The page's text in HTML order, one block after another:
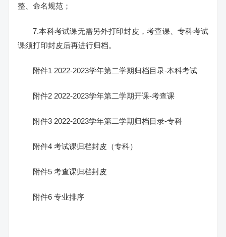
整、命名规范；
7.本科考试课无需另外打印封皮，考查课、专科考试
课须打印封皮后再进行归档。
附件1 2022-2023学年第二学期归档目录-本科考试
附件2 2022-2023学年第二学期开课-考查课
附件3 2022-2023学年第二学期归档目录-专科
附件4 考试课归档封皮（专科）
附件5 考查课归档封皮
附件6 专业排序